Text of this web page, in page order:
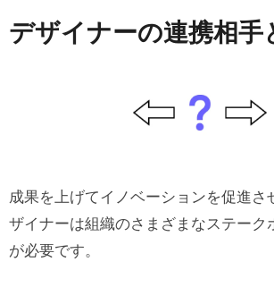
デザイナーの連携相手
成果を上げてイノベーションを促進さ
ザイナーは組織のさまざまなステーク
が必要です。